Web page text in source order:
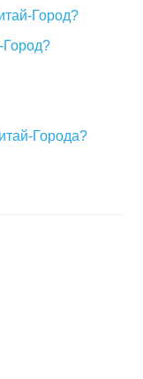
Город?
Город?
Города?